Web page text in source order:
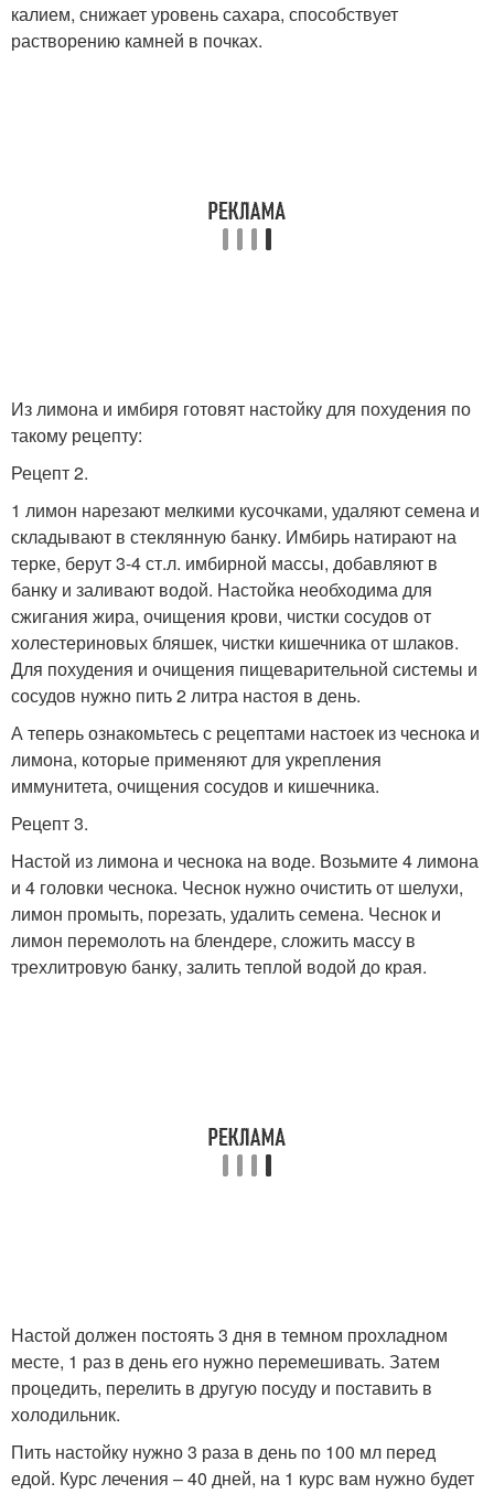
калием, снижает уровень сахара, способствует
растворению камней в почках.
Из лимона и имбиря готовят настойку для похудения по
такому рецепту:
Рецепт 2.
1 лимон нарезают мелкими кусочками, удаляют семена и
складывают в стеклянную банку. Имбирь натирают на
терке, берут 3-4 ст.л. имбирной массы, добавляют в
банку и заливают водой. Настойка необходима для
сжигания жира, очищения крови, чистки сосудов от
холестериновых бляшек, чистки кишечника от шлаков.
Для похудения и очищения пищеварительной системы и
сосудов нужно пить 2 литра настоя в день.
А теперь ознакомьтесь с рецептами настоек из чеснока и
лимона, которые применяют для укрепления
иммунитета, очищения сосудов и кишечника.
Рецепт 3.
Настой из лимона и чеснока на воде. Возьмите 4 лимона
и 4 головки чеснока. Чеснок нужно очистить от шелухи,
лимон промыть, порезать, удалить семена. Чеснок и
лимон перемолоть на блендере, сложить массу в
трехлитровую банку, залить теплой водой до края.
Настой должен постоять 3 дня в темном прохладном
месте, 1 раз в день его нужно перемешивать. Затем
процедить, перелить в другую посуду и поставить в
холодильник.
Пить настойку нужно 3 раза в день по 100 мл перед
едой. Курс лечения – 40 дней, на 1 курс вам нужно будет